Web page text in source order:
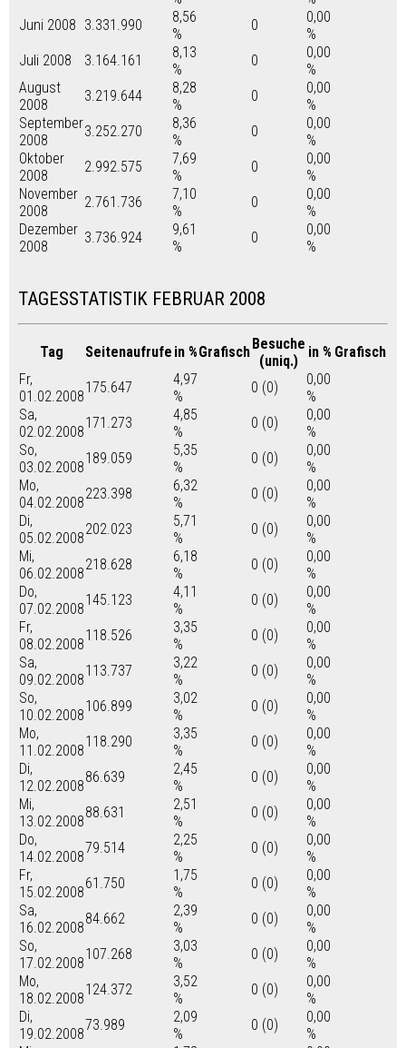
Juni 2008 3.331.990
8,56
%
0
0,00
%
Juli 2008
3.164.161
8,13
%
0
0,00
%
August
2008
3.219.644
8,28
%
0
0,00
%
September
2008
3.252.270
8,36
%
0
0,00
%
Oktober
2008
2.992.575
7,69
%
0
0,00
%
November
2008
2.761.736
7,10
%
0
0,00
%
Dezember
2008
3.736.924
9,61
%
0
0,00
%
TAGESSTATISTIK FEBRUAR 2008
Tag Seitenaufrufe in %GrafischBesuche
(uniq.)
in % Grafisch
Fr,
01.02.2008
175.647
4,97
%
0 (0)
0,00
%
Sa,
02.02.2008
171.273
4,85
%
0 (0)
0,00
%
So,
03.02.2008
189.059
5,35
%
0 (0)
0,00
%
Mo,
04.02.2008
223.398
6,32
%
0 (0)
0,00
%
Di,
05.02.2008
202.023
5,71
%
0 (0)
0,00
%
Mi,
06.02.2008
218.628
6,18
%
0 (0)
0,00
%
Do,
07.02.2008
145.123
4,11
%
0 (0)
0,00
%
Fr,
08.02.2008
118.526
3,35
%
0 (0)
0,00
%
Sa,
09.02.2008
113.737
3,22
%
0 (0)
0,00
%
So,
10.02.2008
106.899
3,02
%
0 (0)
0,00
%
Mo,
11.02.2008
118.290
3,35
%
0 (0)
0,00
%
Di,
12.02.2008
86.639
2,45
%
0 (0)
0,00
%
Mi,
13.02.2008
88.631
2,51
%
0 (0)
0,00
%
Do,
14.02.2008
79.514
2,25
%
0 (0)
0,00
%
Fr,
15.02.2008
61.750
1,75
%
0 (0)
0,00
%
Sa,
16.02.2008
84.662
2,39
%
0 (0)
0,00
%
So,
17.02.2008
107.268
3,03
%
0 (0)
0,00
%
Mo,
18.02.2008
124.372
3,52
%
0 (0)
0,00
%
Di,
19.02.2008
73.989
2,09
%
0 (0)
0,00
%